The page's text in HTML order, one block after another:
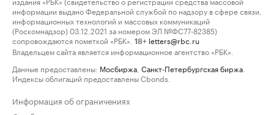
информации выдано Федеральной службой по надзору в сфере связи,
информационных технологий и массовых коммуникаций
(Роскомнадзор) 03.12.2021 за номером ЭЛ №ФС77-82385)
сопровождаются пометкой «РБК».
18+ letters@rbc.ru
Владельцем сайта является информационное агентство «РБК».
Данные предоставлены: Мосбиржа Санкт-Петербургская биржа
Индексы облигаций предоставлены Cbonds.
Информация об ограничениях